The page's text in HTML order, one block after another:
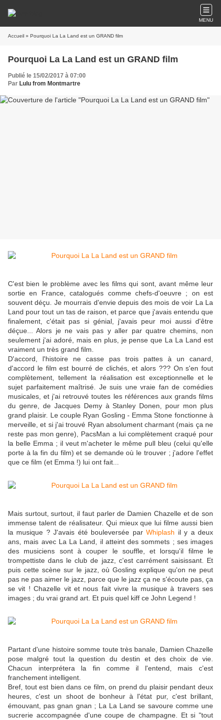
MENU
Accueil » Pourquoi La La Land est un GRAND film
Pourquoi La La Land est un GRAND film
Publié le 15/02/2017 à 07:00
Par Lulu from Montmartre
C'est bien le problème avec les films qui sont, avant même leur
sortie en France, catalogués comme chefs-d'oeuvre ; on est
souvent déçu. Je mourrais d'envie depuis des mois de voir La La
Land pour tout un tas de raison, et parce que j'avais entendu que
finalement, c'était pas si génial, j'avais peur moi aussi d'être
déçue... Alors je ne vais pas y aller par quatre chemins, non
seulement j'ai adoré, mais en plus, je pense que La La Land est
vraiment un très grand film.
D'accord, l'histoire ne casse pas trois pattes à un canard,
d'accord le film est bourré de clichés, et alors ??? On s'en fout
complètement, tellement la réalisation est exceptionnelle et le
sujet parfaitement maîtrisé. Je suis une vraie fan de comédies
musicales, et j'ai retrouvé toutes les références aux grands films
du genre, de Jacques Demy à Stanley Donen, pour mon plus
grand plaisir. Le couple Ryan Gosling - Emma Stone fonctionne à
merveille, et si j'ai trouvé Ryan absolument charmant (mais ça ne
reste pas mon genre), PacsMan a lui complètement craqué pour
la belle Emma ; il veut m'acheter le même pull bleu (celui qu'elle
porte à la fin du film) et se demande où le trouver ; j'adore l'effet
que ce film (et Emma !) lui ont fait...
Mais surtout, surtout, il faut parler de Damien Chazelle et de son
immense talent de réalisateur. Qui mieux que lui filme aussi bien
la musique ? J'avais été bouleversée parWhiplash il y a deux
ans, mais avec La La Land, il atteint des sommets ; ses images
des musiciens sont à couper le souffle, et lorsqu'il filme le
trompettiste dans le club de jazz, c'est carrément saisissant. Et
puis cette scène sur le jazz, où Gosling explique qu'on ne peut
pas ne pas aimer le jazz, parce que le jazz ça ne s'écoute pas, ça
se vit ! Chazelle vit et nous fait vivre la musique à travers ses
images ; du vrai grand art. Et puis quel kiff ce John Legend !
Partant d'une histoire somme toute très banale, Damien Chazelle
pose malgré tout la question du destin et des choix de vie.
Chacun interprétera la fin comme il l'entend, mais c'est
franchement intelligent.
Bref, tout est bien dans ce film, on prend du plaisir pendant deux
heures, c'est un shoot de bonheur à l'état pur, c'est brillant,
émouvant, pas gnan gnan ; La La Land se savoure comme une
sucrerie accompagnée d'une coupe de champagne. Et si "tout